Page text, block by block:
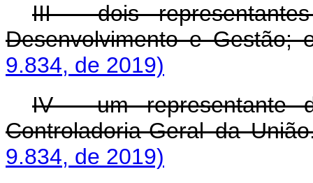
III - dois
Desenvolvimento e Gestão;
9.834, de 2019)
IV - um representante
Controladoria-Geral da
9.834, de 2019)